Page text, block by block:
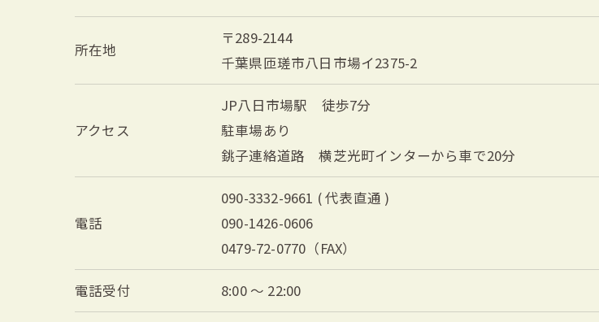
所在地
〒289-2144
千葉県匝瑳市八日市場イ2375-2
アクセス
JP八日市場駅 徒歩7分
駐車場あり
銚子連絡道路 横芝光町インターから車で20分
電話
090-3332-9661 ( 代表直通 )
090-1426-0606
0479-72-0770（FAX）
電話受付 8:00 ～ 22:00